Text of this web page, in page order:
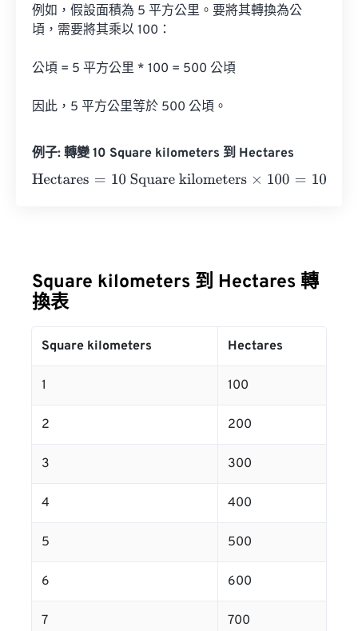
例如，假設面積為 5 平方公里。要將其轉換為公
頃，需要將其乘以 100：
公頃 = 5 平方公里 * 100 = 500 公頃
因此，5 平方公里等於 500 公頃。
例子: 轉變 10 Square kilometers 到 Hectares
Hectares= 10 Square kilometers×100= 1000 Hectares
Square kilometers 到 Hectares 轉
換表
Square kilometers Hectares
1 100
2 200
3 300
4 400
5 500
6 600
7 700